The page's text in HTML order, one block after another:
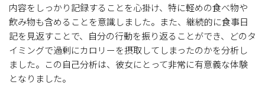
内容をしっかり記録することを心掛け、特に軽めの食べ物や
飲み物も含めることを意識しました。また、継続的に食事日
記を見返すことで、自分の行動を振り返ることができ、どのタ
イミングで過剰にカロリーを摂取してしまったのかを分析し
ました。この自己分析は、彼女にとって非常に有意義な体験
となりました。